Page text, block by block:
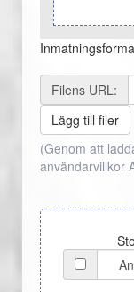
Filens URL:
Lägg till filer
(Genom att
användarvillkor